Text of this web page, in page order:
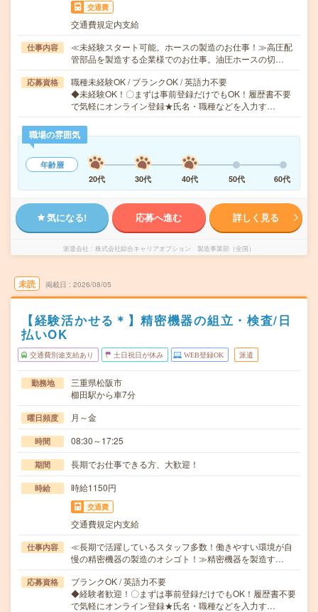
交通費
交通費規定内支給
仕事内容
≪未経験スタート可能。ホースの製造のお仕事！≫高圧配
管部品を製造する企業様でのお仕事。油圧ホースの切…
応募資格
職種未経験OK / ブランクOK / 英語力不要
◆未経験OK！〇まずは事前登録だけでもOK！履歴書不要
で気軽にオンライン登録★氏名・職種などを入力す…
職場の雰囲気
年齢層
20代
30代 40代 50代 60代
気になる! 応募へ進む 詳しく見る
派遣会社 株式会社綜合キャリアオプション 製造事業部（全国）
未読 掲載日 2026/08/05
【経験活かせる＊】精密機器の組立・検査/日
払いOK
交通費別途支給あり 土日祝日が休み WEB登録OK 派遣
勤務地
三重県松阪市
櫛田駅から車7分
曜日頻度 月～金
時間 08:30～17:25
期間 長期でお仕事できる方、大歓迎！
時給 時給1150円
交通費
交通費規定内支給
仕事内容
≪長期で活躍しているスタッフ多数！働きやすい環境が自
慢の精密機器の製造のオシゴト！≫精密機器を製造す…
応募資格
ブランクOK / 英語力不要
◆経験者歓迎！〇まずは事前登録だけでもOK！履歴書不要
で気軽にオンライン登録★氏名・職種などを入力す…